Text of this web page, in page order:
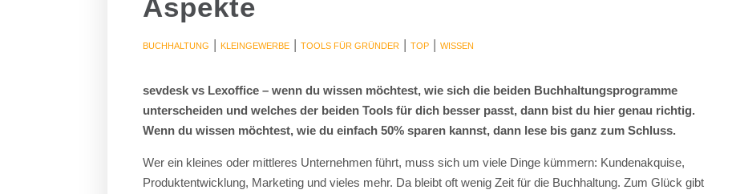
Aspekte
BUCHHALTUNG |KLEINGEWERBE |TOOLS FÜR GRÜNDER |TOP |WISSEN
sevdesk vs Lexoffice – wenn du wissen möchtest, wie sich die beiden Buchhaltungsprogramme
unterscheiden und welches der beiden Tools für dich besser passt, dann bist du hier genau richtig.
Wenn du wissen möchtest, wie du einfach 50% sparen kannst, dann lese bis ganz zum Schluss.
Wer ein kleines oder mittleres Unternehmen führt, muss sich um viele Dinge kümmern: Kundenakquise,
Produktentwicklung, Marketing und vieles mehr. Da bleibt oft wenig Zeit für die Buchhaltung. Zum Glück gibt